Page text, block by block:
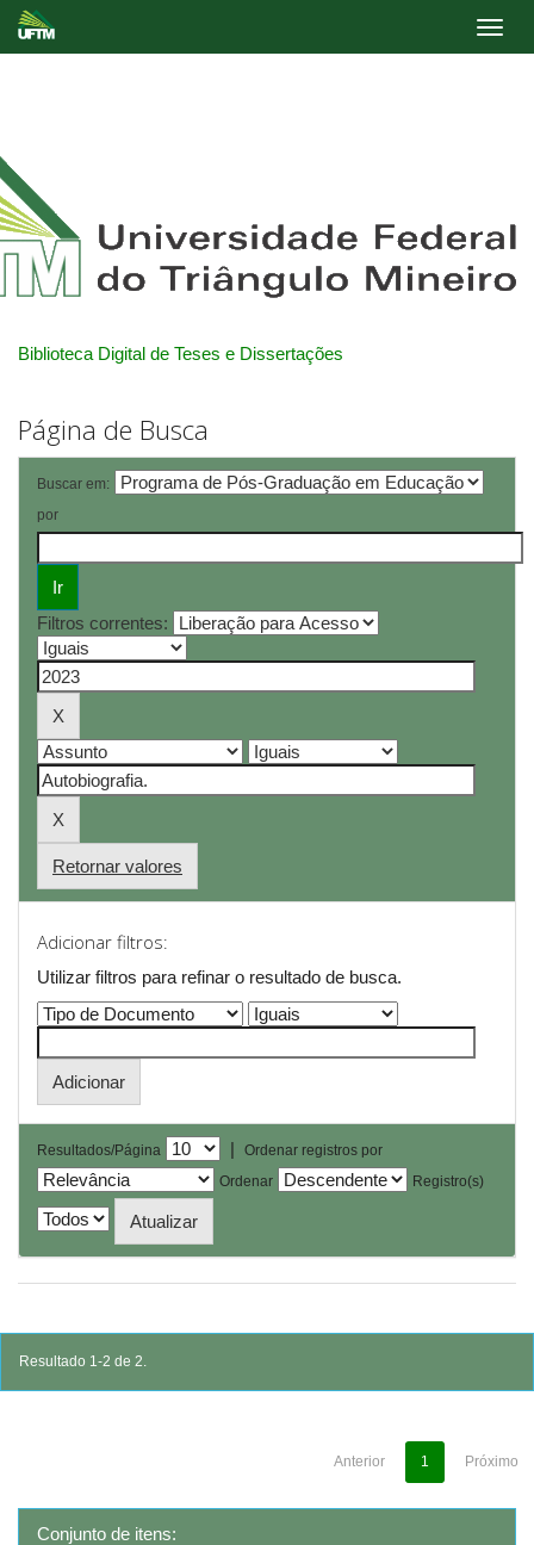
Biblioteca Digital de Teses e Dissertações
Página de Busca
Buscar em:
por
Filtros correntes:
Retornar valores
Adicionar filtros:
Utilizar filtros para refinar o resultado de busca.
Resultados/Página |
Ordenar registros por
Ordenar
Registro(s)
Resultado 1-2 de 2.
Anterior 1 Próximo
Conjunto de itens: